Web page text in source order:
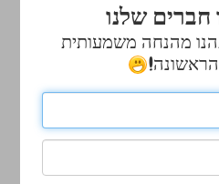
חברים שלנו
מהנחה משמעותית